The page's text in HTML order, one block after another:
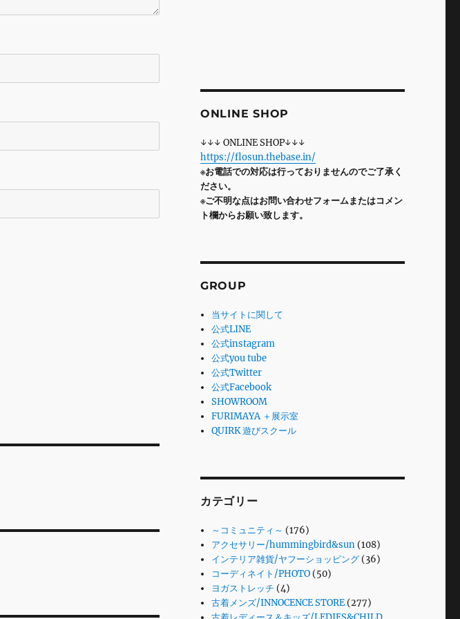
ONLINE SHOP
↓↓↓ ONLINE SHOP↓↓↓
https://flosun.thebase.in/
※お電話での対応は行っておりませんのでご了承く
ださい。
※ご不明な点はお問い合わせフォームまたはコメン
ト欄からお願い致します。
GROUP
当サイトに関して
公式LINE
公式instagram
公式you tube
公式Twitter
公式Facebook
SHOWROOM
FURIMAYA ＋展示室
QUIRK 遊びスクール
カテゴリー
～コミュニティ～ (176)
アクセサリー/hummingbird&sun (108)
インテリア雑貨/ヤフーショッピング (36)
コーディネイト/PHOTO (50)
ヨガストレッチ (4)
古着メンズ/INNOCENCE STORE (277)